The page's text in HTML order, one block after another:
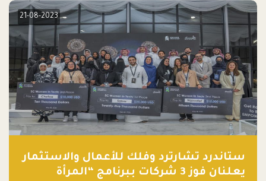
21-08-2023
ستاندرد تشارترد وفلك للأعمال والاستثمار
يعلنان فوز 3 شركات ببرنامج “المرأة